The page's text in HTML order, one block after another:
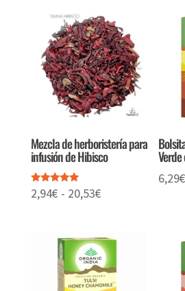
desde
3,15€
hasta
22,31€
Mezcla de herboristería para
infusión de Hibisco
Valorado
con
2,94€ - 20,53€Rango
desde
2,94€
hasta
6,29€